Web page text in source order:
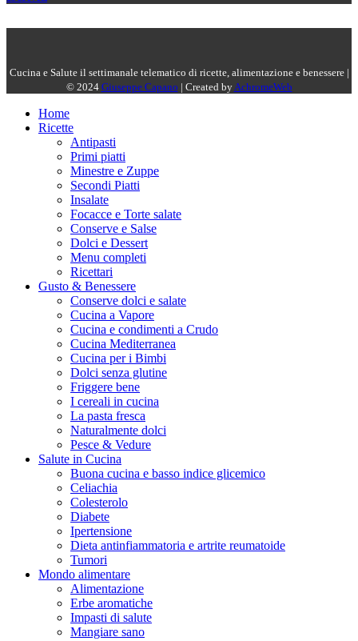
Cucina e Salute il settimanale telematico di ricette, alimentazione e benessere |
© 2024 Giuseppe Capano | Created by AchromeWeb
Home
Ricette
Antipasti
Primi piatti
Minestre e Zuppe
Secondi Piatti
Insalate
Focacce e Torte salate
Conserve e Salse
Dolci e Dessert
Menu completi
Ricettari
Gusto & Benessere
Conserve dolci e salate
Cucina a Vapore
Cucina e condimenti a Crudo
Cucina Mediterranea
Cucina per i Bimbi
Dolci senza glutine
Friggere bene
I cereali in cucina
La pasta fresca
Naturalmente dolci
Pesce & Vedure
Salute in Cucina
Buona cucina e basso indice glicemico
Celiachia
Colesterolo
Diabete
Ipertensione
Dieta antinfiammatoria e artrite reumatoide
Tumori
Mondo alimentare
Alimentazione
Erbe aromatiche
Impasti di salute
Mangiare sano